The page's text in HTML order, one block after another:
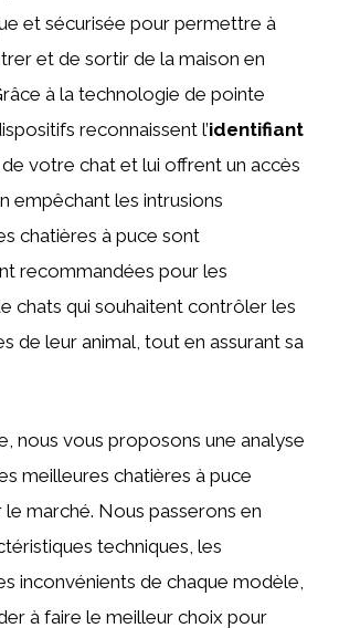
et sécurisée pour permettre à
et de sortir de la maison en
à la technologie de pointe
reconnaissent l’identifiant
de votre chat et lui offrent un accès
empêchant les intrusions
chatières à puce sont
recommandées pour les
chats qui souhaitent contrôler les
de leur animal, tout en assurant sa
nous vous proposons une analyse
meilleures chatières à puce
le marché. Nous passerons en
techniques, les
inconvénients de chaque modèle,
à faire le meilleur choix pour